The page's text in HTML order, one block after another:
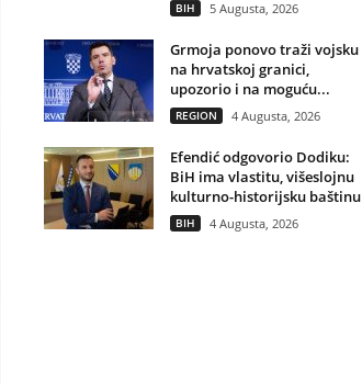
BIH 5 Augusta, 2026
Grmoja ponovo traži vojsku
na hrvatskoj granici,
upozorio i na moguću...
REGION 4 Augusta, 2026
Efendić odgovorio Dodiku:
BiH ima vlastitu, višeslojnu
kulturno-historijsku baštinu
BIH 4 Augusta, 2026